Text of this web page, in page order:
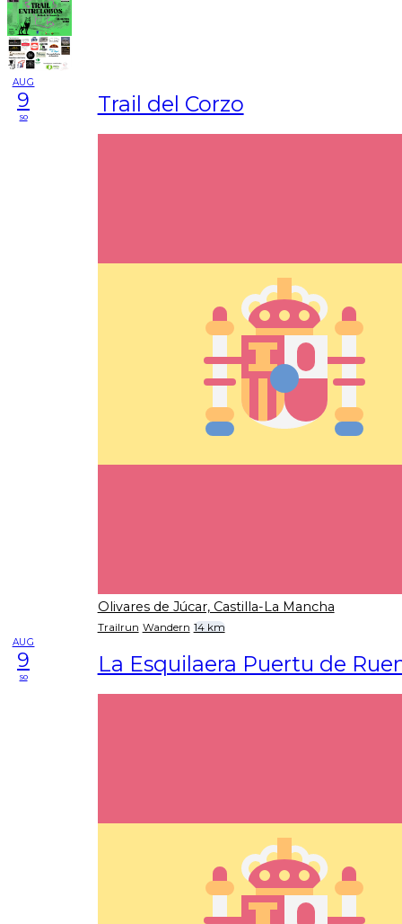
AUG
9
so Trail del Corzo
Olivares de Júcar, Castilla-La Mancha
Trailrun Wandern 14 km
AUG
9
so La Esquilaera Puertu de